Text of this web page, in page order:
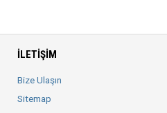
İLETIŞIM
Bize Ulaşın
Sitemap